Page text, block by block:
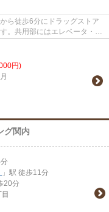
ら徒歩6分にドラッグストア
。共用部にはエレベータ・敷
円)
グ関内
」駅 徒歩11分
20分